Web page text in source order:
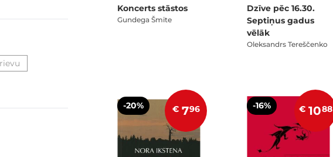
Koncerts stāstos
Gundega Šmite
Dzīve pēc 16.30.
Septiņus gadus
vēlāk
Oleksandrs Tereščenko
-20% € 796 -16% € 1088